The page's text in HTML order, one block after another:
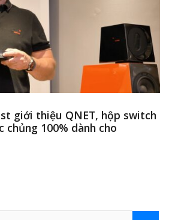
giới thiệu QNET, hộp switch
chủng 100% dành cho